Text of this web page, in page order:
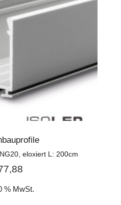
eloxiert L: 200cm
% MwSt.